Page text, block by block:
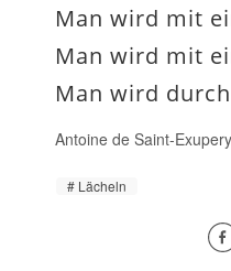
Man wird mit
Man wird mit
Man wird
Antoine de Saint-Exupery
Lächeln